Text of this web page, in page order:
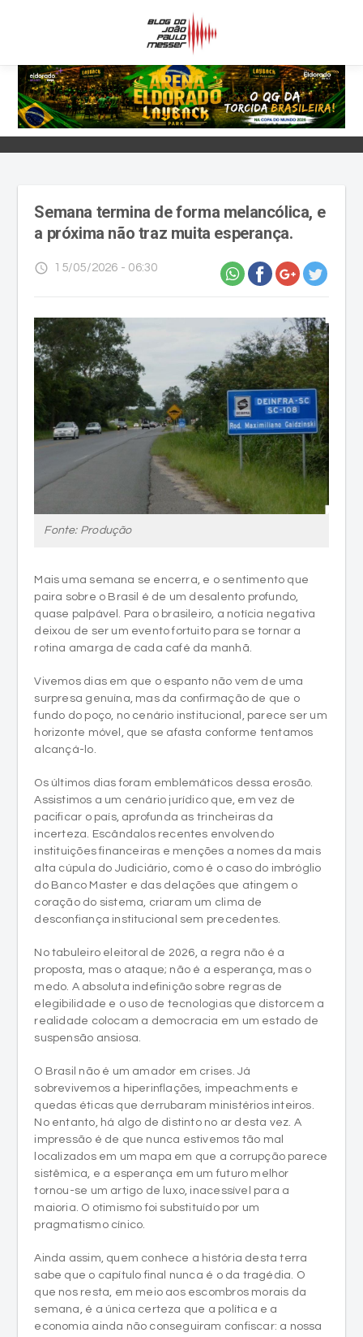
Semana termina de forma melancólica, e
a próxima não traz muita esperança.
access_time 15/05/2026 - 06:30
Fonte: Produção
Mais uma semana se encerra, e o sentimento que
paira sobre o Brasil é de um desalento profundo,
quase palpável. Para o brasileiro, a notícia negativa
deixou de ser um evento fortuito para se tornar a
rotina amarga de cada café da manhã.
Vivemos dias em que o espanto não vem de uma
surpresa genuína, mas da confirmação de que o
fundo do poço, no cenário institucional, parece ser um
horizonte móvel, que se afasta conforme tentamos
alcançá-lo.
Os últimos dias foram emblemáticos dessa erosão.
Assistimos a um cenário jurídico que, em vez de
pacificar o país, aprofunda as trincheiras da
incerteza. Escândalos recentes envolvendo
instituições financeiras e menções a nomes da mais
alta cúpula do Judiciário, como é o caso do imbróglio
do Banco Master e das delações que atingem o
coração do sistema, criaram um clima de
desconfiança institucional sem precedentes.
No tabuleiro eleitoral de 2026, a regra não é a
proposta, mas o ataque; não é a esperança, mas o
medo. A absoluta indefinição sobre regras de
elegibilidade e o uso de tecnologias que distorcem a
realidade colocam a democracia em um estado de
suspensão ansiosa.
O Brasil não é um amador em crises. Já
sobrevivemos a hiperinflações, impeachments e
quedas éticas que derrubaram ministérios inteiros.
No entanto, há algo de distinto no ar desta vez. A
impressão é de que nunca estivemos tão mal
localizados em um mapa em que a corrupção parece
sistêmica, e a esperança em um futuro melhor
tornou-se um artigo de luxo, inacessível para a
maioria. O otimismo foi substituído por um
pragmatismo cínico.
Ainda assim, quem conhece a história desta terra
sabe que o capítulo final nunca é o da tragédia. O
que nos resta, em meio aos escombros morais da
semana, é a única certeza que a política e a
economia ainda não conseguiram confiscar: a nossa